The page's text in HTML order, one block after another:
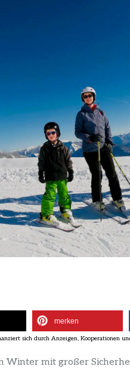
merken
Winter mit großer